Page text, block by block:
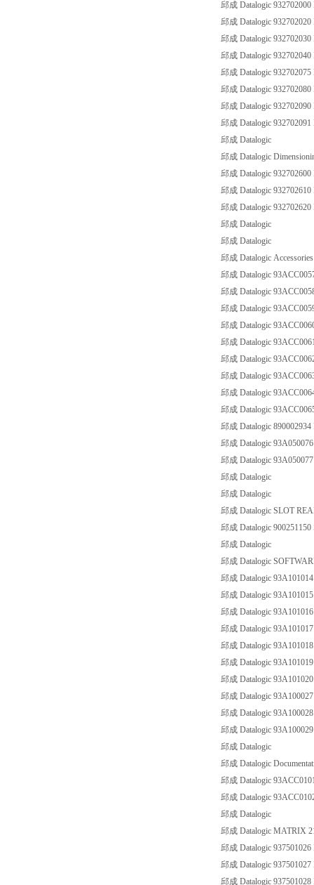
邱成 Datalogic
邱成 Datalogic
邱成 Datalogic
邱成 Datalogic
邱成 Datalogic
邱成 Datalogic
邱成 Datalogic
邱成 Datalogic
邱成 Datalogic
邱成 Datalogic
邱成 Datalogic
邱成 Datalogic
邱成 Datalogic
邱成 Datalogic
邱成 Datalogic
邱成 Datalogic
邱成 Datalogic
邱成 Datalogic
邱成 Datalogic
邱成 Datalogic
邱成 Datalogic
邱成 Datalogic
邱成 Datalogic
邱成 Datalogic
邱成 Datalogic
邱成 Datalogic
邱成 Datalogic
邱成 Datalogic
邱成 Datalogic
邱成 Datalogic
邱成 Datalogic SLOT
邱成 Datalogic
邱成 Datalogic
邱成 Datalogic
邱成 Datalogic
邱成 Datalogic
邱成 Datalogic
邱成 Datalogic
邱成 Datalogic
邱成 Datalogic
邱成 Datalogic
邱成 Datalogic
邱成 Datalogic
邱成 Datalogic
邱成 Datalogic
邱成 Datalogic
邱成 Datalogic
邱成 Datalogic
邱成 Datalogic
邱成 Datalogic MATRIX
邱成 Datalogic
邱成 Datalogic
邱成 Datalogic